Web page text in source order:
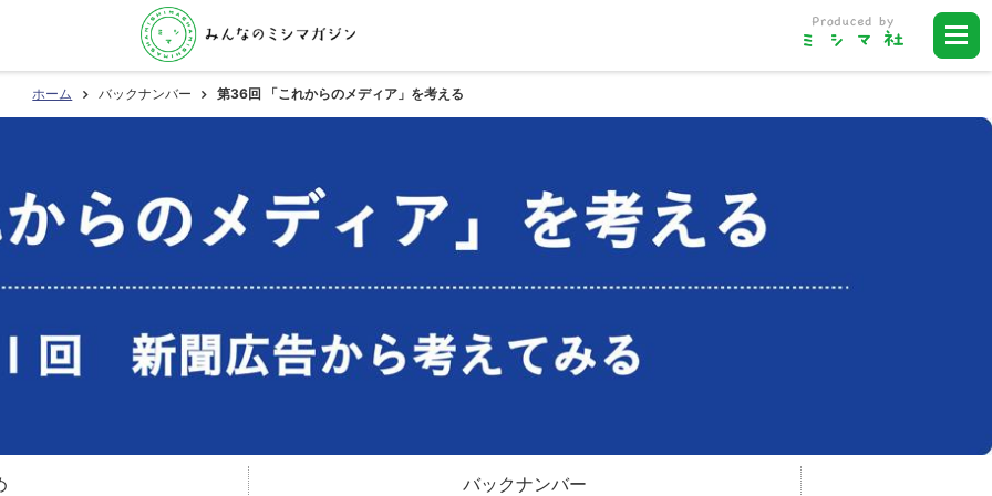
ホーム バックナンバー 第36回 「これからのメディア」を考える
バックナンバー